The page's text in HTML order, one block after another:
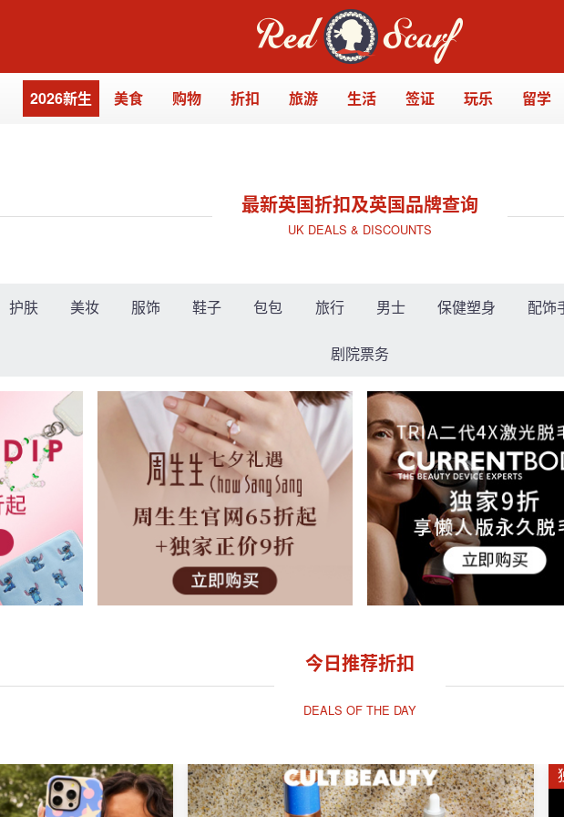
2026新生 美食 购物 折扣 旅游 生活 签证 玩乐 留学
最新英国折扣及英国品牌查询
UK DEALS & DISCOUNTS
护肤 美妆 服饰 鞋子 包包 旅行 男士 保健塑身 配饰
剧院票务
今日推荐折扣
DEALS OF THE DAY